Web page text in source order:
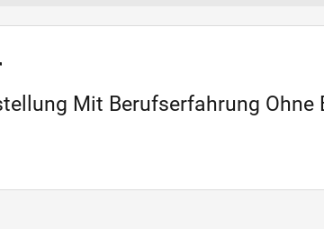
Mit Berufserfahrung Ohne